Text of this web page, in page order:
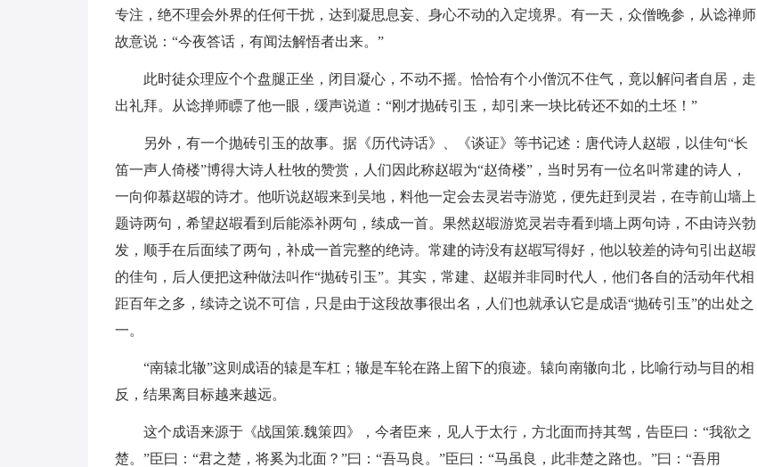
专注，绝不理会外界的任何干扰，达到凝思息妄、身心不动的入定境界。有一天，众僧晚参，从谂禅师
故意说：“今夜答话，有闻法解悟者出来。”
此时徒众理应个个盘腿正坐，闭目凝心，不动不摇。恰恰有个小僧沉不住气，竟以解问者自居，走
出礼拜。从谂掸师瞟了他一眼，缓声说道：“刚才抛砖引玉，却引来一块比砖还不如的土坯！”
另外，有一个抛砖引玉的故事。据《历代诗话》、《谈证》等书记述：唐代诗人赵嘏，以佳句“长
笛一声人倚楼”博得大诗人杜牧的赞赏，人们因此称赵嘏为“赵倚楼”，当时另有一位名叫常建的诗人，
一向仰慕赵嘏的诗才。他听说赵嘏来到吴地，料他一定会去灵岩寺游览，便先赶到灵岩，在寺前山墙上
题诗两句，希望赵嘏看到后能添补两句，续成一首。果然赵嘏游览灵岩寺看到墙上两句诗，不由诗兴勃
发，顺手在后面续了两句，补成一首完整的绝诗。常建的诗没有赵嘏写得好，他以较差的诗句引出赵嘏
的佳句，后人便把这种做法叫作“抛砖引玉”。其实，常建、赵嘏并非同时代人，他们各自的活动年代相
距百年之多，续诗之说不可信，只是由于这段故事很出名，人们也就承认它是成语“抛砖引玉”的出处之
一。
“南辕北辙”这则成语的辕是车杠；辙是车轮在路上留下的痕迹。辕向南辙向北，比喻行动与目的相
反，结果离目标越来越远。
这个成语来源于《战国策.魏策四》，今者臣来，见人于太行，方北面而持其驾，告臣曰：“我欲之
楚。”臣曰：“君之楚，将奚为北面？”曰：“吾马良。”臣曰：“马虽良，此非楚之路也。”曰：“吾用